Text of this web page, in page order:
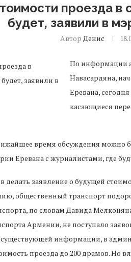
проезда в
будет, заявили в
Автор Денис
По информации
Навасардяна,
Еревана,
касающиеся
время обсуждения можно
Еревана с журналистами, где
делать заявление о будущей
общественный транспорт
по словам Давида
Армении, не поступало
информации, в
проезда до 200 драмов. Но